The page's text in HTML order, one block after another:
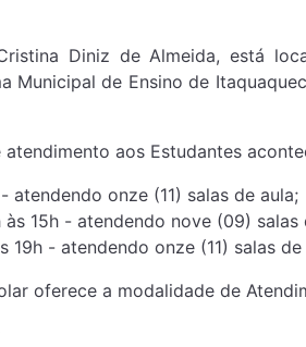
Diniz de Almeida, está
Municipal de Ensino de
aos Estudantes
atendendo onze (11) salas de aula;
às 15h - atendendo nove (09) salas
19h - atendendo onze (11) salas de
oferece a modalidade de